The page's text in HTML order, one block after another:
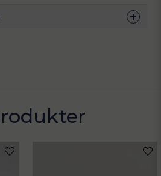
neutrala färg och
den till en hållbar och tidlös